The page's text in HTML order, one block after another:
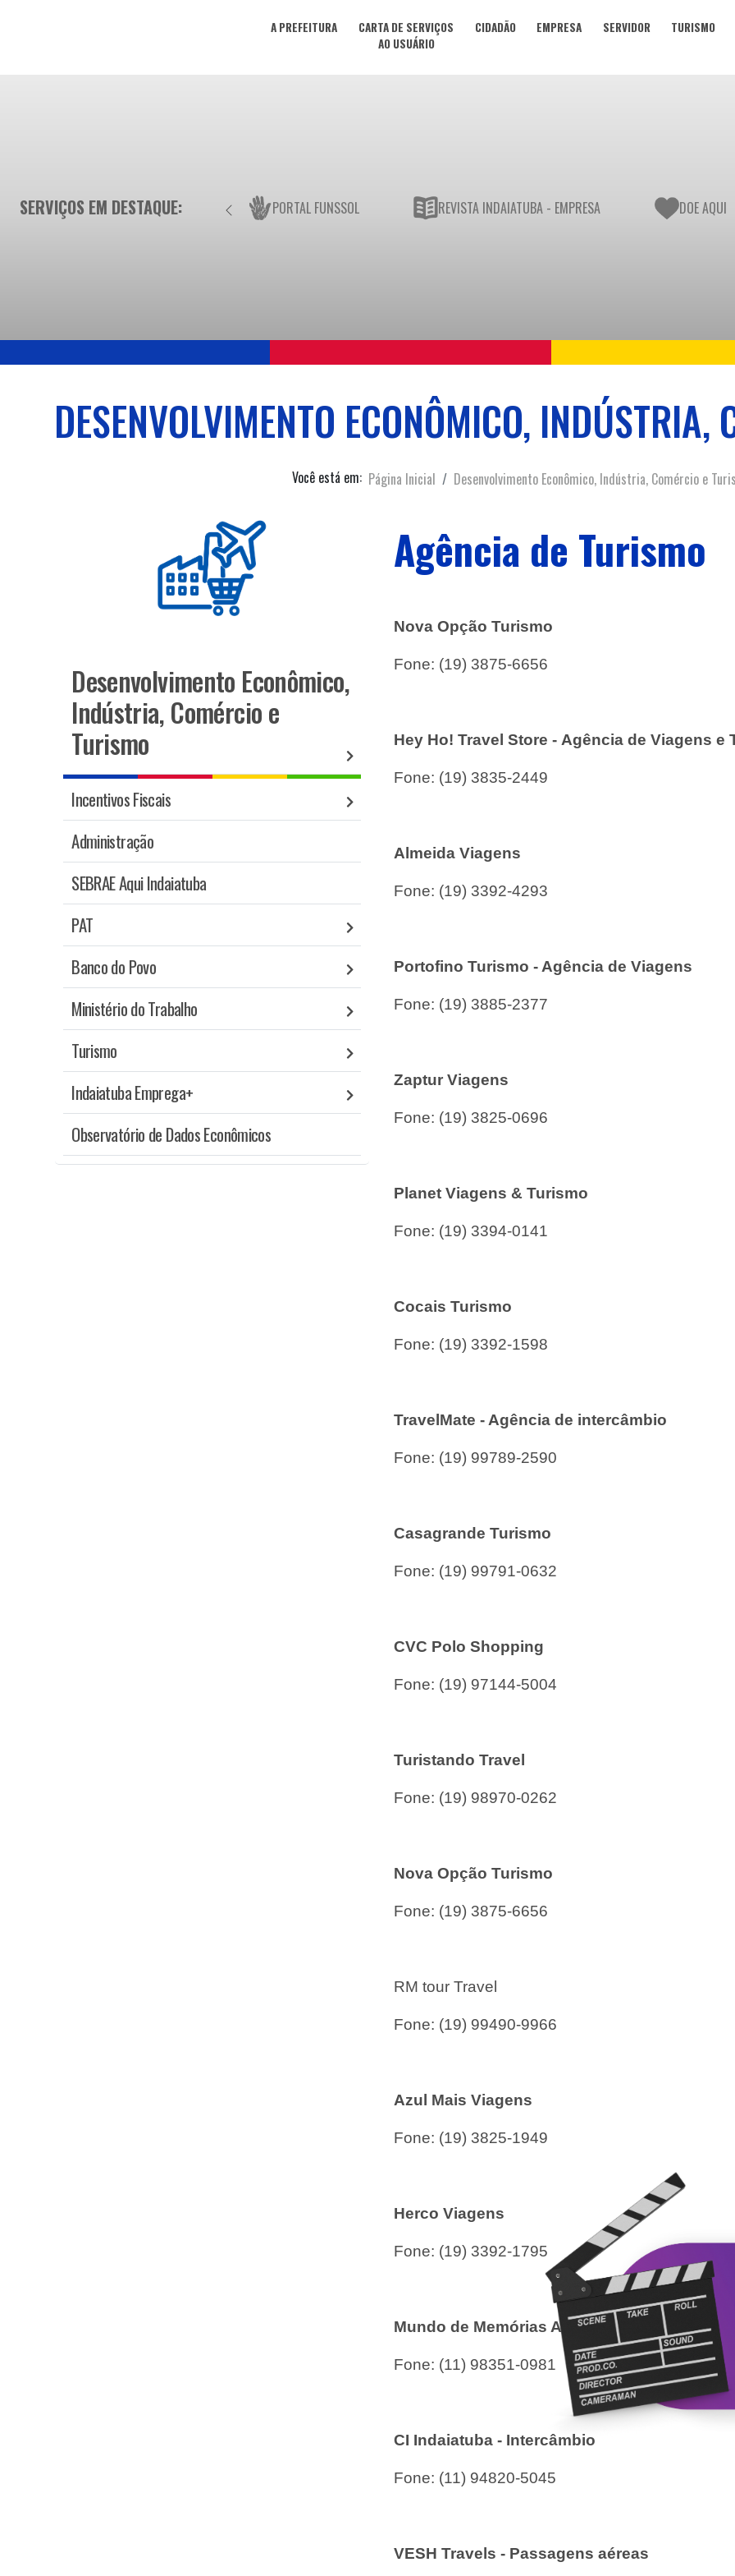
A PREFEITURA
CARTA DE SERVIÇOS
AO USUÁRIO
CIDADÃO EMPRESA SERVIDOR TURISMO
SERVIÇOS EM DESTAQUE: PORTAL FUNSSOL REVISTA INDAIATUBA - EMPRESA DOE AQUI
DESENVOLVIMENTO ECONÔMICO, INDÚSTRIA,
Você está em: Página Inicial Desenvolvimento Econômico, Indústria, Comércio e
Desenvolvimento Econômico,
Indústria, Comércio e
Turismo
Incentivos Fiscais
Administração
SEBRAE Aqui Indaiatuba
PAT
Banco do Povo
Ministério do Trabalho
Turismo
Indaiatuba Emprega+
Observatório de Dados Econômicos
Agência de Turismo
Nova Opção Turismo
Fone: (19) 3875-6656
Hey Ho! Travel Store - Agência de Viagens e
Fone: (19) 3835-2449
Almeida Viagens
Fone: (19) 3392-4293
Portofino Turismo - Agência de Viagens
Fone: (19) 3885-2377
Zaptur Viagens
Fone: (19) 3825-0696
Planet Viagens & Turismo
Fone: (19) 3394-0141
Cocais Turismo
Fone: (19) 3392-1598
TravelMate - Agência de intercâmbio
Fone: (19) 99789-2590
Casagrande Turismo
Fone: (19) 99791-0632
CVC Polo Shopping
Fone: (19) 97144-5004
Turistando Travel
Fone: (19) 98970-0262
Nova Opção Turismo
Fone: (19) 3875-6656
RM tour Travel
Fone: (19) 99490-9966
Azul Mais Viagens
Fone: (19) 3825-1949
Herco Viagens
Fone: (19) 3392-1795
Mundo de Memórias Agência de Viagens
Fone: (11) 98351-0981
CI Indaiatuba - Intercâmbio
Fone: (11) 94820-5045
VESH Travels - Passagens aéreas